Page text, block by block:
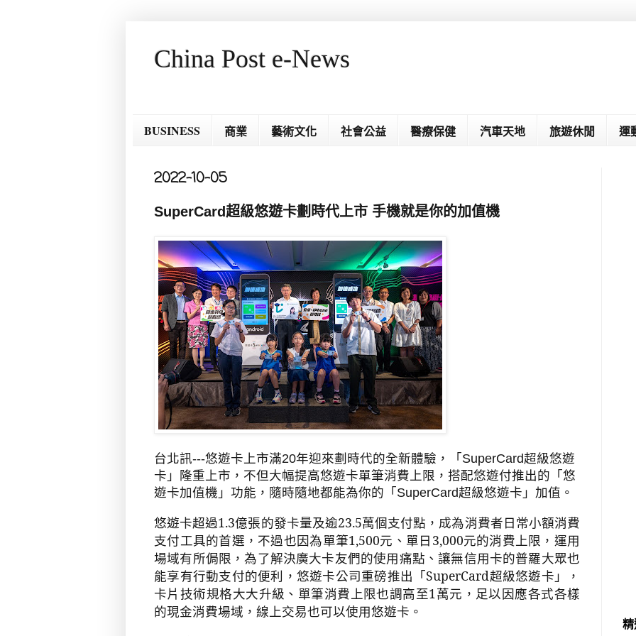
China Post e-News
BUSINESS 商業 藝術文化 社會公益 醫療保健 汽車天地 旅遊休閒 運
2022-10-05
SuperCard超級悠遊卡劃時代上市 手機就是你的加值機
台北訊---悠遊卡上市滿20年迎來劃時代的全新體驗，「 SuperCard超級悠遊
卡」隆重上市，不但大幅提高悠遊卡單筆消費上限，搭配悠遊付推出的「悠
遊卡加值機」功能，隨時隨地都能為你的「 SuperCard超級悠遊卡」加值。
悠遊卡超過1.3億張的發卡量及逾23.5萬個支付點，成為消費者日常小額消費
支付工具的首選，不過也因為單筆1,500元、單日 3,000元的消費上限，運用
場域有所侷限，為了解決廣大卡友們的使用痛點、讓無信用卡的普羅大眾也
能享有行動支付的便利，悠遊卡公司重磅推出「SuperCard超級悠遊卡」，
卡片技術規格大大升級、單筆消費上限也調高至1萬元，足以因應各式各樣
的現金消費場域，線上交易也可以使用悠遊卡。
精